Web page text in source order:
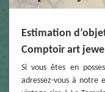
Estimation
Comptoir art
Si vous êtes en
adressez-vous à notre